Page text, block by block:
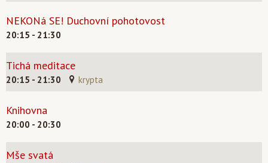
NEKONá SE! Duchovní pohotovost
20:15 - 21:30
Tichá meditace
20:15 - 21:30 krypta
Knihovna
20:00 - 20:30
Mše svatá